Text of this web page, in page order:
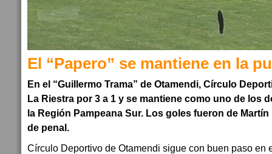
El “Papero” se mantiene en la
En el “Guillermo Trama” de Otamendi, Círculo
La Riestra por 3 a 1 y se mantiene como uno de los
la Región Pampeana Sur. Los goles fueron de
de penal.
Círculo Deportivo de Otamendi sigue con buen paso en